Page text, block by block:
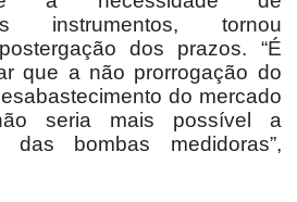
instrumentos, tornou
dos prazos. “É
que a não prorrogação do
do mercado
seria mais possível a
das bombas medidoras”,